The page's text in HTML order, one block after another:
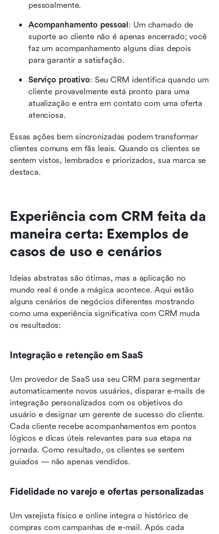
pessoalmente.
Acompanhamento pessoal: Um chamado de
suporte ao cliente não é apenas encerrado; você
faz um acompanhamento alguns dias depois
para garantir a satisfação.
Serviço proativo: Seu CRM identifica quando um
cliente provavelmente está pronto para uma
atualização e entra em contato com uma oferta
atenciosa.
Essas ações bem sincronizadas podem transformar
clientes comuns em fãs leais. Quando os clientes se
sentem vistos, lembrados e priorizados, sua marca se
destaca.
Experiência com CRM feita da
maneira certa: Exemplos de
casos de uso e cenários
Ideias abstratas são ótimas, mas a aplicação no
mundo real é onde a mágica acontece. Aqui estão
alguns cenários de negócios diferentes mostrando
como uma experiência significativa com CRM muda
os resultados:
Integração e retenção em SaaS
Um provedor de SaaS usa seu CRM para segmentar
automaticamente novos usuários, disparar e-mails de
integração personalizados com os objetivos do
usuário e designar um gerente de sucesso do cliente.
Cada cliente recebe acompanhamentos em pontos
lógicos e dicas úteis relevantes para sua etapa na
jornada. Como resultado, os clientes se sentem
guiados — não apenas vendidos.
Fidelidade no varejo e ofertas personalizadas
Um varejista físico e online integra o histórico de
compras com campanhas de e-mail. Após cada